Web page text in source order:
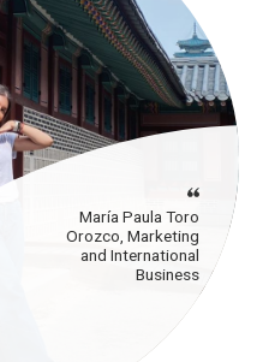
María Paula Toro
Orozco, Marketing
and International
Business